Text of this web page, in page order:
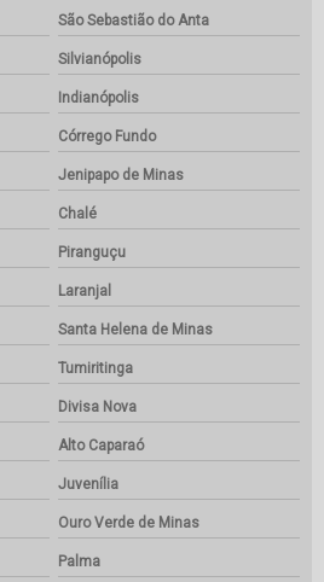
São Sebastião do Anta
Silvianópolis
Indianópolis
Córrego Fundo
Jenipapo de Minas
Chalé
Piranguçu
Laranjal
Santa Helena de Minas
Tumiritinga
Divisa Nova
Alto Caparaó
Juvenília
Ouro Verde de Minas
Palma